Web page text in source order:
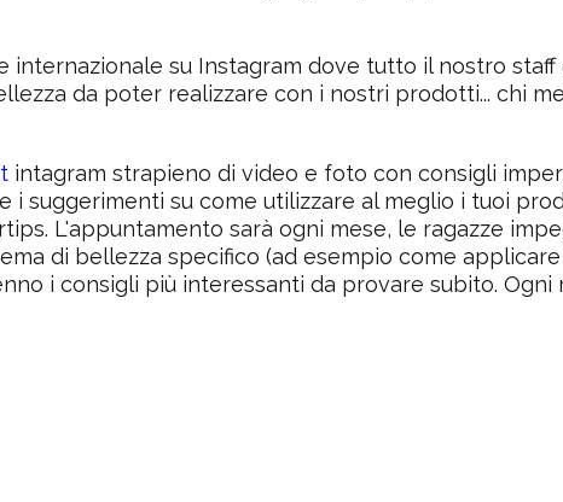
internazionale su Instagram dove tutto il nostro staff
da poter realizzare con i nostri prodotti... chi
intagram strapieno di video e foto con consigli
i suggerimenti su come utilizzare al meglio i tuoi
L'appuntamento sarà ogni mese, le ragazze
di bellezza specifico (ad esempio come
i consigli più interessanti da provare subito. Ogni